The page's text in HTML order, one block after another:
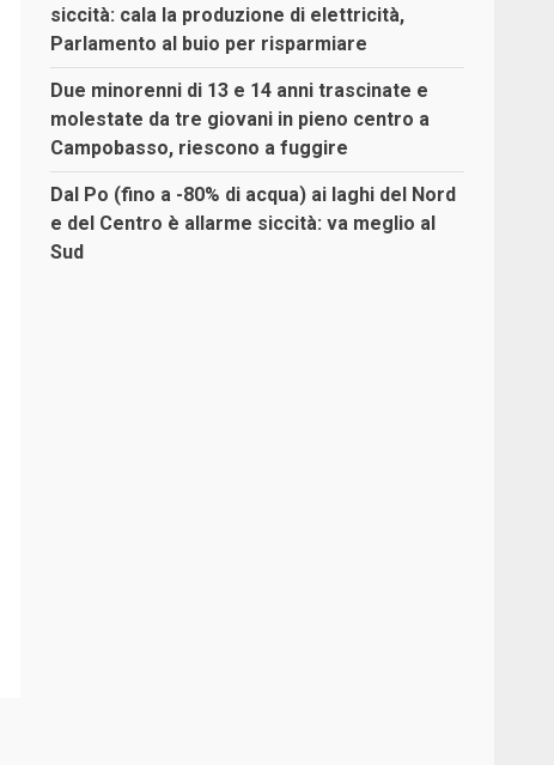
siccità: cala la produzione di elettricità,
Parlamento al buio per risparmiare
Due minorenni di 13 e 14 anni trascinate e
molestate da tre giovani in pieno centro a
Campobasso, riescono a fuggire
Dal Po (fino a -80% di acqua) ai laghi del Nord
e del Centro è allarme siccità: va meglio al
Sud